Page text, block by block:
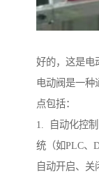
好的，这是电
电动阀是一种
点包括：
1. 自动化控
统（如PLC、
自动开启、关